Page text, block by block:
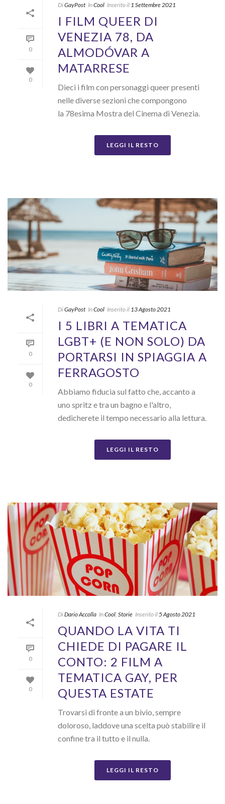
0
0
DiGayPost InCool Inserito il 1 Settembre 2021
I FILM QUEER DI
VENEZIA 78, DA
ALMODÓVAR A
MATARRESE
Dieci i film con personaggi queer presenti
nelle diverse sezioni che compongono
la 78esima Mostra del Cinema di Venezia.
LEGGI IL RESTO
0
0
DiGayPost InCool Inserito il 13 Agosto 2021
I 5 LIBRI A TEMATICA
LGBT+ (E NON SOLO) DA
PORTARSI IN SPIAGGIA A
FERRAGOSTO
Abbiamo fiducia sul fatto che, accanto a
uno spritz e tra un bagno e l'altro,
dedicherete il tempo necessario alla lettura.
LEGGI IL RESTO
0
0
DiDario Accolla InCool Storie Inserito il5 Agosto 2021
QUANDO LA VITA TI
CHIEDE DI PAGARE IL
CONTO: 2 FILM A
TEMATICA GAY, PER
QUESTA ESTATE
Trovarsi di fronte a un bivio, sempre
doloroso, laddove una scelta può stabilire il
confine tra il tutto e il nulla.
LEGGI IL RESTO